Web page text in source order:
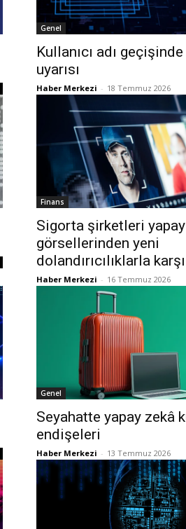
Genel
Kullanıcı adı
uyarısı
Haber Merkezi - 18 Temmuz 2026
Finans
Sigorta şirketleri
görsellerinden yeni
dolandırıcılıklarla
Haber Merkezi - 16 Temmuz 2026
Genel
Seyahatte yapay zekâ
endişeleri
Haber Merkezi - 13 Temmuz 2026